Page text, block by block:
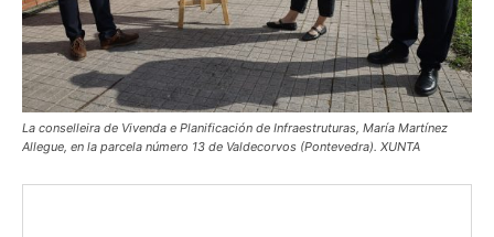
La conselleira de Vivenda e Planificación de Infraestruturas, María Martínez
Allegue, en la parcela número 13 de Valdecorvos (Pontevedra). XUNTA